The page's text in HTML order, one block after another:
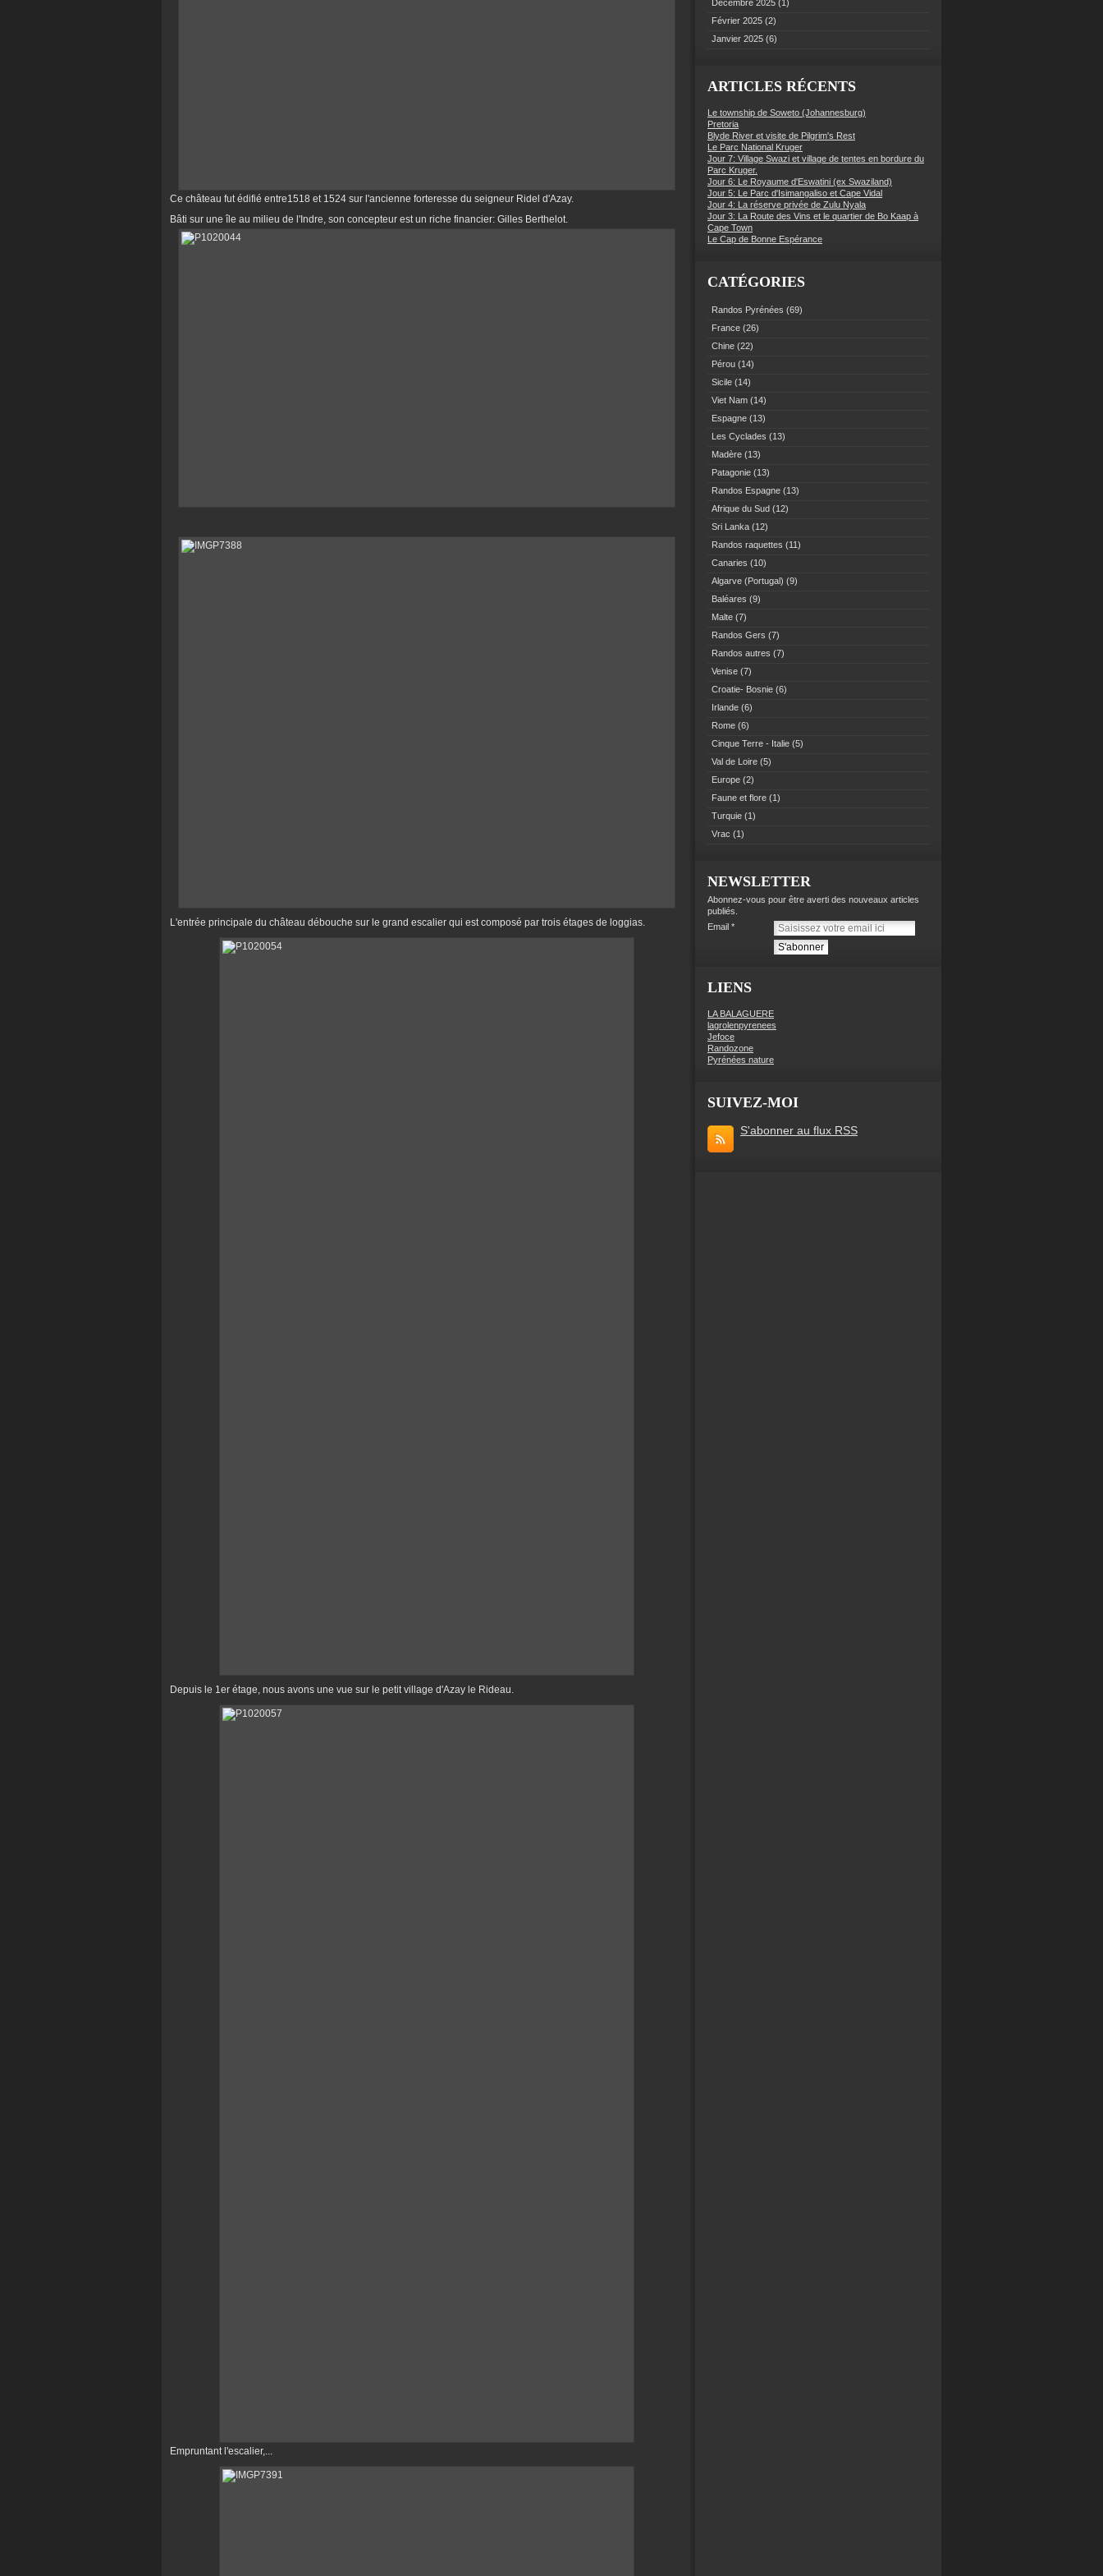
Ce château fut édifié entre1518 et 1524 sur l'ancienne forteresse du seigneur Ridel d'Azay.
Bâti sur une île au milieu de l'Indre, son concepteur est un riche financier: Gilles Berthelot.
L'entrée principale du château débouche sur le grand escalier qui est composé par trois étages de loggias.
Depuis le 1er étage, nous avons une vue sur le petit village d'Azay le Rideau.
Empruntant l'escalier,...
Décembre 2025 (1)
Février 2025 (2)
Janvier 2025 (6)
ARTICLES RÉCENTS
Le township de Soweto (Johannesburg)
Pretoria
Blyde River et visite de Pilgrim's Rest
Le Parc National Kruger
Jour 7: Village Swazi et village de tentes en bordure du
Parc Kruger.
Jour 6: Le Royaume d'Eswatini (ex Swaziland)
Jour 5: Le Parc d'Isimangaliso et Cape Vidal
Jour 4: La réserve privée de Zulu Nyala
Jour 3: La Route des Vins et le quartier de Bo Kaap à
Cape Town
Le Cap de Bonne Espérance
CATÉGORIES
Randos Pyrénées (69)
France (26)
Chine (22)
Pérou (14)
Sicile (14)
Viet Nam (14)
Espagne (13)
Les Cyclades (13)
Madère (13)
Patagonie (13)
Randos Espagne (13)
Afrique du Sud (12)
Sri Lanka (12)
Randos raquettes (11)
Canaries (10)
Algarve (Portugal) (9)
Baléares (9)
Malte (7)
Randos Gers (7)
Randos autres (7)
Venise (7)
Croatie- Bosnie (6)
Irlande (6)
Rome (6)
Cinque Terre - Italie (5)
Val de Loire (5)
Europe (2)
Faune et flore (1)
Turquie (1)
Vrac (1)
NEWSLETTER
Abonnez-vous pour être averti des nouveaux articles
publiés.
Email
LIENS
LA BALAGUERE
lagrolenpyrenees
Jefoce
Randozone
Pyrénées nature
SUIVEZ-MOI
S'abonner au flux RSS